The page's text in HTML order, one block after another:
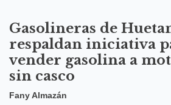
Gasolineras de
respaldan iniciativa
vender gasolina a
sin casco
Fany Almazán